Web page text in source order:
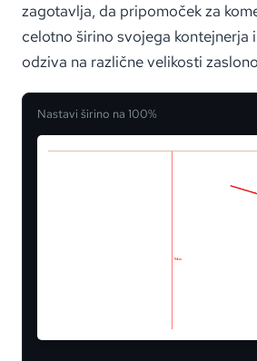
zagotavlja, da pripomoček za
celotno širino svojega kontejnerja
odziva na različne velikosti
Nastavi širino na 100%